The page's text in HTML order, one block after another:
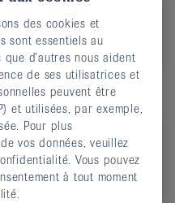
Ostéoporose,
Rhumatisme des
des cookies et
sont essentiels au
d’autres nous aident
de ses utilisatrices et
peuvent être
et utilisées, par exemple,
Pour plus
vos données, veuillez
Vous pouvez
à tout moment